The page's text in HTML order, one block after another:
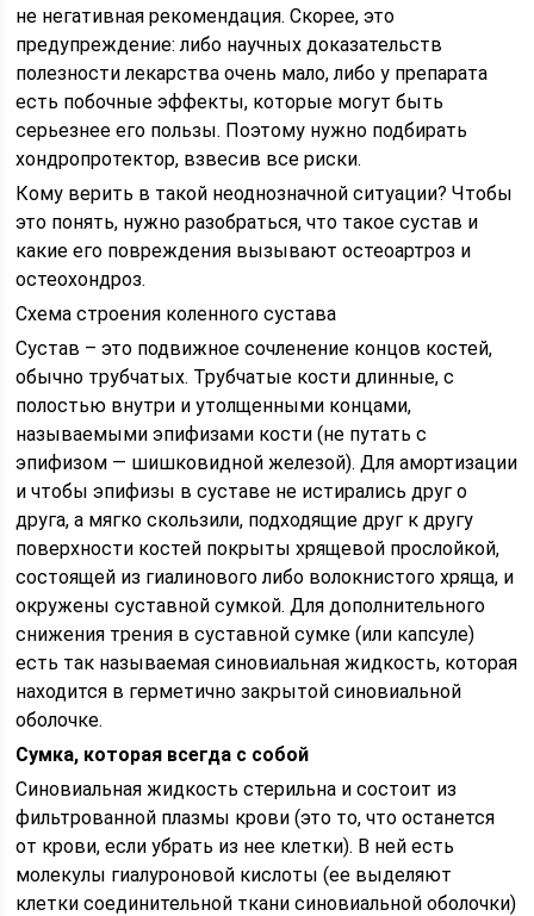
не негативная рекомендация. Скорее, это
предупреждение: либо научных доказательств
полезности лекарства очень мало, либо у препарата
есть побочные эффекты, которые могут быть
серьезнее его пользы. Поэтому нужно подбирать
хондропротектор, взвесив все риски.
Кому верить в такой неоднозначной ситуации? Чтобы
это понять, нужно разобраться, что такое сустав и
какие его повреждения вызывают остеоартроз и
остеохондроз.
Схема строения коленного сустава
Сустав – это подвижное сочленение концов костей,
обычно трубчатых. Трубчатые кости длинные, с
полостью внутри и утолщенными концами,
называемыми эпифизами кости (не путать с
эпифизом — шишковидной железой). Для амортизации
и чтобы эпифизы в суставе не истирались друг о
друга, а мягко скользили, подходящие друг к другу
поверхности костей покрыты хрящевой прослойкой,
состоящей из гиалинового либо волокнистого хряща, и
окружены суставной сумкой. Для дополнительного
снижения трения в суставной сумке (или капсуле)
есть так называемая синовиальная жидкость, которая
находится в герметично закрытой синовиальной
оболочке.
Сумка, которая всегда с собой
Синовиальная жидкость стерильна и состоит из
фильтрованной плазмы крови (это то, что останется
от крови, если убрать из нее клетки). В ней есть
молекулы гиалуроновой кислоты (ее выделяют
клетки соединительной ткани синовиальной оболочки)